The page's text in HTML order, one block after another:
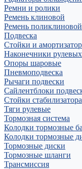
Ремни и ролики
Ремень клиновой
Ремень поликлиновой
Подвеска
Стойки и
Наконечники рулевых
Опоры шаровые
Пневмоподвеска
Рычаги подвески
Сайлентблоки
Стойки стабилизатора
Тяги рулевые
Тормозная система
Колодки тормозные
Колодки тормозные
Тормозные диски
Тормозные шланги
Трансмиссия